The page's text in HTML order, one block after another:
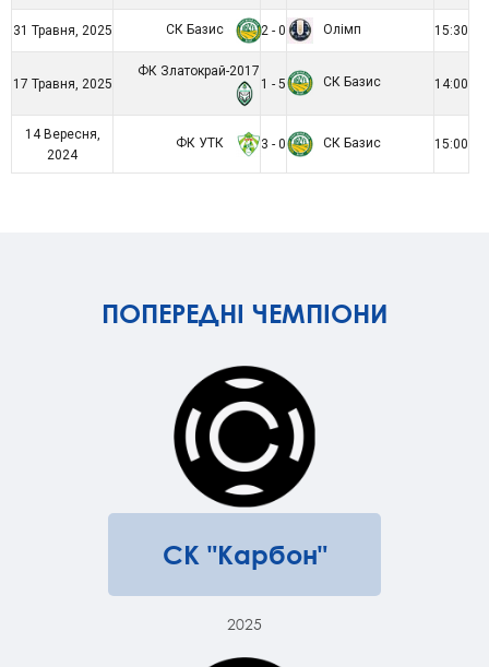
31 Травня, 2025 СК Базис 2 - 0 Олімп 15:30
17 Травня, 2025
ФК Златокрай-2017
1 - 5
СК Базис 14:00
14 Вересня,
2024
ФК УТК 3 - 0 СК Базис 15:00
ПОПЕРЕДНІ ЧЕМПІОНИ
СК "Карбон"
2025